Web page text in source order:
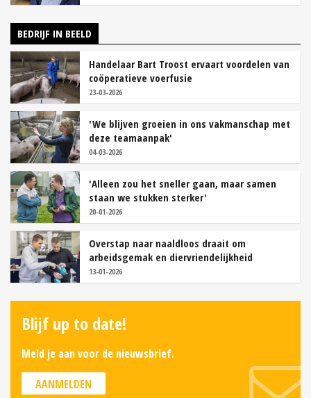
BEDRIJF IN BEELD
Handelaar Bart Troost ervaart voordelen van
coöperatieve voerfusie
23-03-2026
'We blijven groeien in ons vakmanschap met
deze teamaanpak'
04-03-2026
'Alleen zou het sneller gaan, maar samen
staan we stukken sterker'
20-01-2026
Overstap naar naaldloos draait om
arbeidsgemak en diervriendelijkheid
13-01-2026
Blijf up to date!
Meld je aan voor de nieuwsbrief.
AANMELDEN